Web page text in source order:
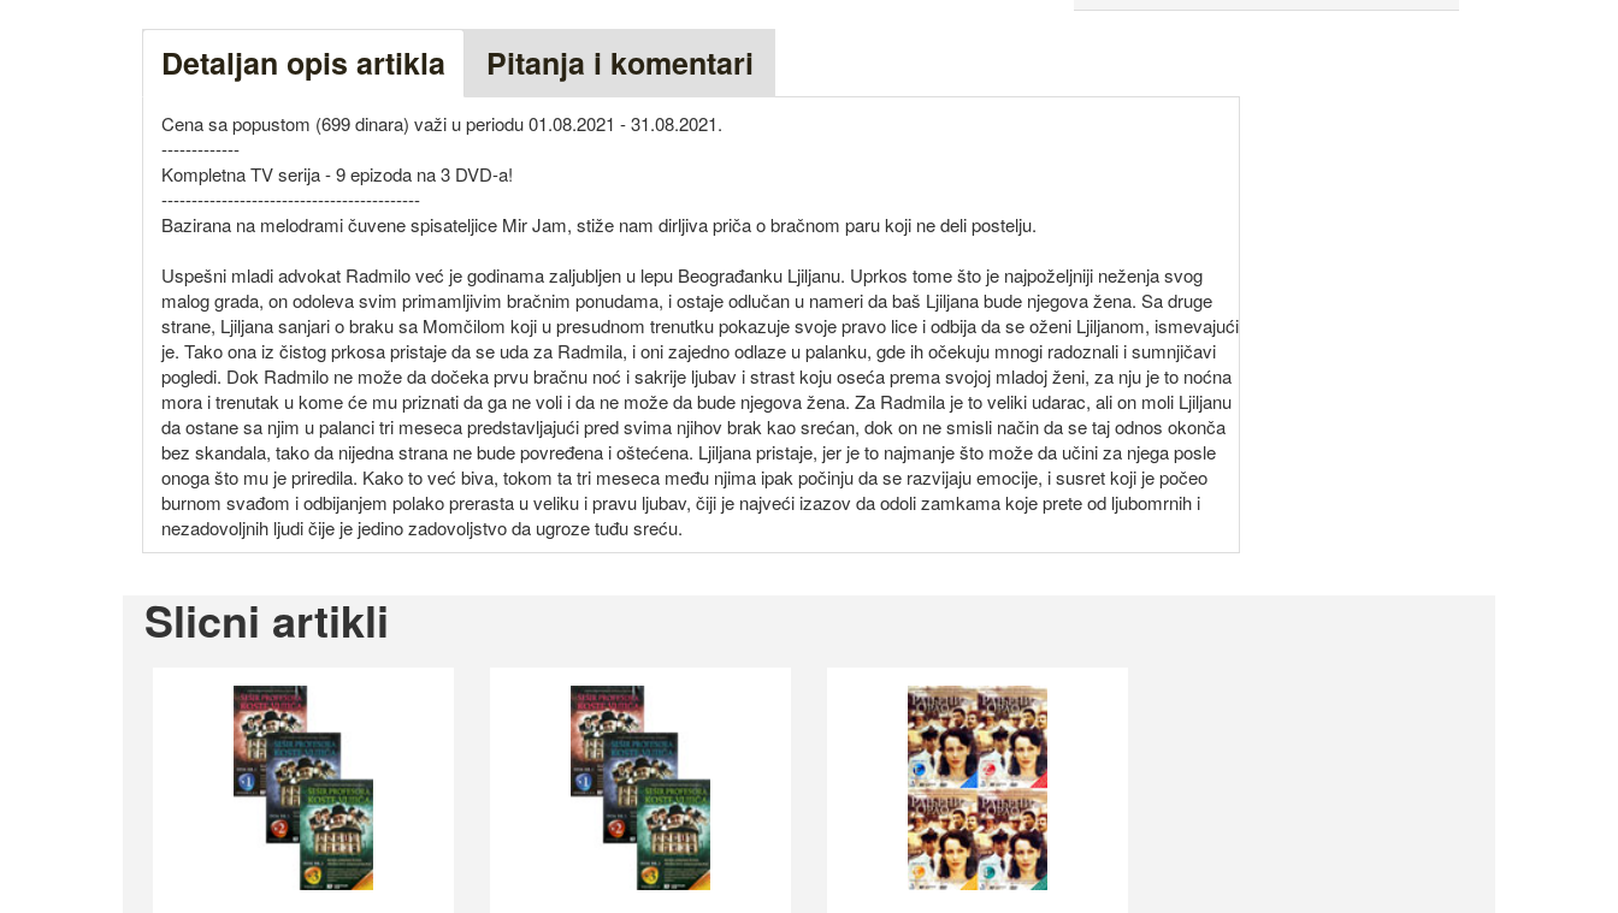
Detaljan opis artikla Pitanja i komentari
Cena sa popustom (699 dinara) važi u periodu 01.08.2021 - 31.08.2021.
-------------
Kompletna TV serija - 9 epizoda na 3 DVD-a!
-------------------------------------------
Bazirana na melodrami čuvene spisateljice Mir Jam, stiže nam dirljiva priča o bračnom paru koji ne deli postelju.
Uspešni mladi advokat Radmilo već je godinama zaljubljen u lepu Beograđanku Ljiljanu. Uprkos tome što je najpoželjniji neženja svog
malog grada, on odoleva svim primamljivim bračnim ponudama, i ostaje odlučan u nameri da baš Ljiljana bude njegova žena. Sa druge
strane, Ljiljana sanjari o braku sa Momčilom koji u presudnom trenutku pokazuje svoje pravo lice i odbija da se oženi Ljiljanom, ismevajući
je. Tako ona iz čistog prkosa pristaje da se uda za Radmila, i oni zajedno odlaze u palanku, gde ih očekuju mnogi radoznali i sumnjičavi
pogledi. Dok Radmilo ne može da dočeka prvu bračnu noć i sakrije ljubav i strast koju oseća prema svojoj mladoj ženi, za nju je to noćna
mora i trenutak u kome će mu priznati da ga ne voli i da ne može da bude njegova žena. Za Radmila je to veliki udarac, ali on moli Ljiljanu
da ostane sa njim u palanci tri meseca predstavljajući pred svima njihov brak kao srećan, dok on ne smisli način da se taj odnos okonča
bez skandala, tako da nijedna strana ne bude povređena i oštećena. Ljiljana pristaje, jer je to najmanje što može da učini za njega posle
onoga što mu je priredila. Kako to već biva, tokom ta tri meseca među njima ipak počinju da se razvijaju emocije, i susret koji je počeo
burnom svađom i odbijanjem polako prerasta u veliku i pravu ljubav, čiji je najveći izazov da odoli zamkama koje prete od ljubomrnih i
nezadovoljnih ljudi čije je jedino zadovoljstvo da ugroze tuđu sreću.
Slicni artikli